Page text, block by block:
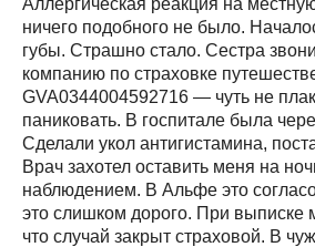
Аллергическая реакция на
ничего подобного не было.
губы. Страшно стало. Сестра
компанию по страховке
GVA0344004592716 — чуть не
паниковать. В госпитале была
Сделали укол антигистамина,
Врач захотел оставить меня на
наблюдением. В Альфе это
это слишком дорого. При выписке
что случай закрыт страховой. В